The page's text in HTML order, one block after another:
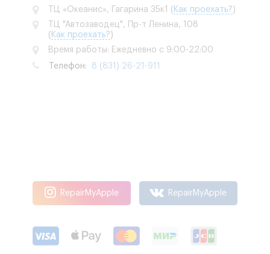
ТЦ «Океанис», Гагарина 35к1
( Как проехать? )
ТЦ "Автозаводец", Пр-т Ленина, 108
( Как проехать? )
Время работы: Ежедневно с 9:00-22:00
Телефон: 8 (831) 26-21-911
RepairMyApple RepairMyApple